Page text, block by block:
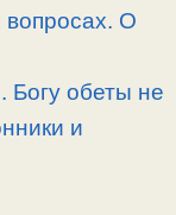
О
Богу обеты не
и